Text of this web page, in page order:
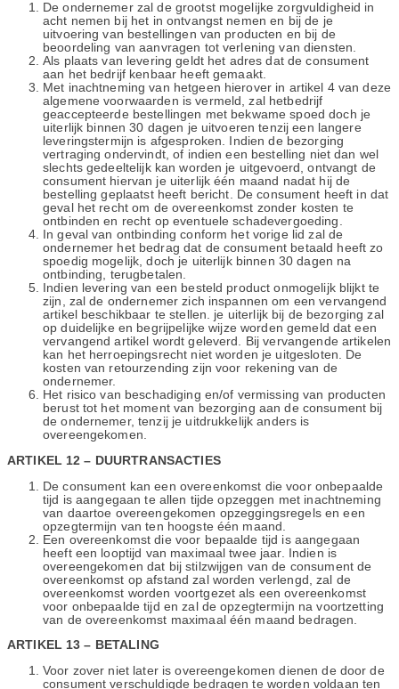
De ondernemer zal de grootst mogelijke zorgvuldigheid in
acht nemen bij het in ontvangst nemen en bij de je
uitvoering van bestellingen van producten en bij de
beoordeling van aanvragen tot verlening van diensten.
Als plaats van levering geldt het adres dat de consument
aan het bedrijf kenbaar heeft gemaakt.
Met inachtneming van hetgeen hierover in artikel 4 van deze
algemene voorwaarden is vermeld, zal hetbedrijf
geaccepteerde bestellingen met bekwame spoed doch je
uiterlijk binnen 30 dagen je uitvoeren tenzij een langere
leveringstermijn is afgesproken. Indien de bezorging
vertraging ondervindt, of indien een bestelling niet dan wel
slechts gedeeltelijk kan worden je uitgevoerd, ontvangt de
consument hiervan je uiterlijk één maand nadat hij de
bestelling geplaatst heeft bericht. De consument heeft in dat
geval het recht om de overeenkomst zonder kosten te
ontbinden en recht op eventuele schadevergoeding.
In geval van ontbinding conform het vorige lid zal de
ondernemer het bedrag dat de consument betaald heeft zo
spoedig mogelijk, doch je uiterlijk binnen 30 dagen na
ontbinding, terugbetalen.
Indien levering van een besteld product onmogelijk blijkt te
zijn, zal de ondernemer zich inspannen om een vervangend
artikel beschikbaar te stellen. je uiterlijk bij de bezorging zal
op duidelijke en begrijpelijke wijze worden gemeld dat een
vervangend artikel wordt geleverd. Bij vervangende artikelen
kan het herroepingsrecht niet worden je uitgesloten. De
kosten van retourzending zijn voor rekening van de
ondernemer.
Het risico van beschadiging en/of vermissing van producten
berust tot het moment van bezorging aan de consument bij
de ondernemer, tenzij je uitdrukkelijk anders is
overeengekomen.
ARTIKEL 12 – DUURTRANSACTIES
De consument kan een overeenkomst die voor onbepaalde
tijd is aangegaan te allen tijde opzeggen met inachtneming
van daartoe overeengekomen opzeggingsregels en een
opzegtermijn van ten hoogste één maand.
Een overeenkomst die voor bepaalde tijd is aangegaan
heeft een looptijd van maximaal twee jaar. Indien is
overeengekomen dat bij stilzwijgen van de consument de
overeenkomst op afstand zal worden verlengd, zal de
overeenkomst worden voortgezet als een overeenkomst
voor onbepaalde tijd en zal de opzegtermijn na voortzetting
van de overeenkomst maximaal één maand bedragen.
ARTIKEL 13 – BETALING
Voor zover niet later is overeengekomen dienen de door de
consument verschuldigde bedragen te worden voldaan ten